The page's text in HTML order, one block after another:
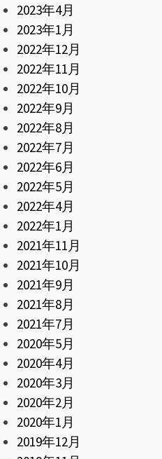
2023年4月
2023年1月
2022年12月
2022年11月
2022年10月
2022年9月
2022年8月
2022年7月
2022年6月
2022年5月
2022年4月
2022年1月
2021年11月
2021年10月
2021年9月
2021年8月
2021年7月
2020年5月
2020年4月
2020年3月
2020年2月
2020年1月
2019年12月